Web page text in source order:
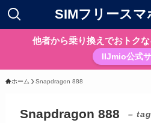
SIMフリースマ
他者から乗り換えでおトク
IIJmio公式
ホーム Snapdragon 888
Snapdragon 888 –